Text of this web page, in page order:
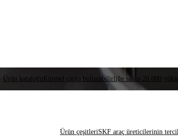
Ürün kataloğu Küresel çapta bulunabilirliğe sahip 20.000
Ürün çeşitleriSKF araç üreticilerinin